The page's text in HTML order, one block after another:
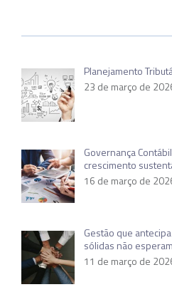
Planejamento
23 de março de
Governança
crescimento
16 de março de
Gestão que
sólidas não
11 de março de